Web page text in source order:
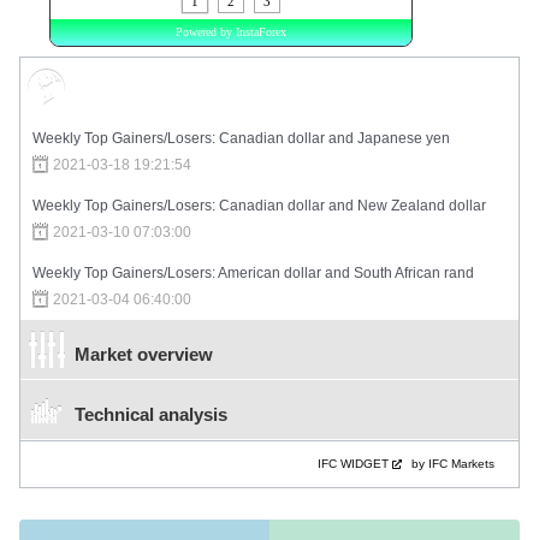
Weekly Top Gainers/Losers: Canadian dollar and Japanese yen
2021-03-18 19:21:54
Weekly Top Gainers/Losers: Canadian dollar and New Zealand dollar
2021-03-10 07:03:00
Weekly Top Gainers/Losers: American dollar and South African rand
2021-03-04 06:40:00
Market overview
Technical analysis
IFC WIDGET by IFC Markets